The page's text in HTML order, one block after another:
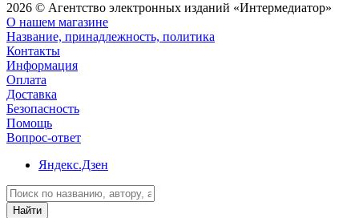
2026 © Агентство электронных изданий «Интермедиатор»
О нашем магазине
Название, принадлежность, политика
Контакты
Информация
Оплата
Доставка
Безопасность
Помощь
Вопрос-ответ
Яндекс.Дзен
Найти